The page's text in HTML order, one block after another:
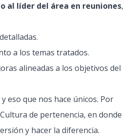
al líder del área en reuniones,
a los temas tratados.
alineadas a los objetivos del
eso que nos hace únicos. Por
de pertenencia, en donde
y hacer la diferencia.